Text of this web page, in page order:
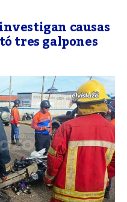
causas
tres galpones